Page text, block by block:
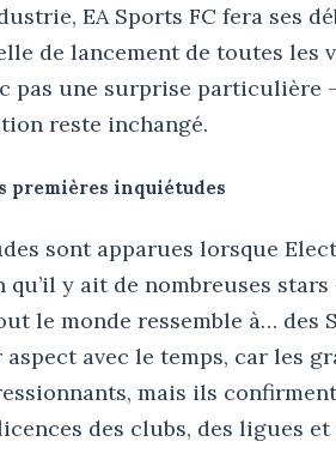
EA Sports FC fera ses
de lancement de toutes les
pas une surprise particulière
reste inchangé.
premières inquiétudes
sont apparues lorsque
y ait de nombreuses
le monde ressemble à… des
avec le temps, car les
mais ils confirment
des clubs, des ligues et